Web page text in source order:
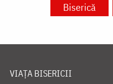
Biserică
VIAȚA BISERICII